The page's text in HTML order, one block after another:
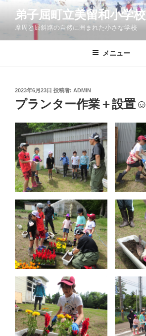
ン
弟子屈町立美留和小学校
摩周と屈斜路の自然に囲まれた小さな学校
メニュー
投
稿
日:
2023年6月23日 投稿者: ADMIN
プランター作業＋設置☺